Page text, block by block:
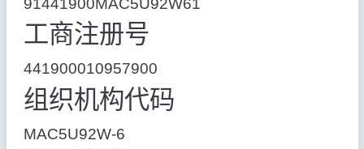
91441900MAC5U92W61
工商注册号
441900010957900
组织机构代码
MAC5U92W-6